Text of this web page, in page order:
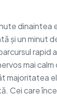
dinaintea
și un minut
rapid
mai
majoritatea
Cei care